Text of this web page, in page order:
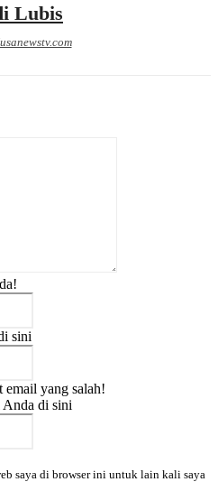
Lubis
sini
email yang salah!
Anda di sini
saya di browser ini untuk lain kali saya